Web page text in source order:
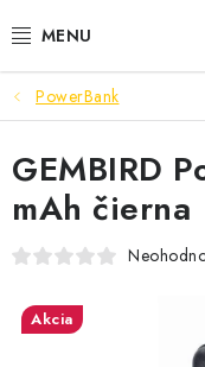
na
NOŽE A INÉ OSTRIE
OUTDOOR &
SVIETIDLÁ
PARACORD NÁRAMKY
PowerBank
GEMBIRD
mAh čierna
Akcia